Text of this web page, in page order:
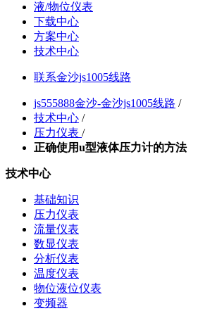
液/物位仪表
下载中心
方案中心
技术中心
联系金沙js1005线路
js555888金沙-金沙js1005线路 /
技术中心 /
压力仪表 /
正确使用u型液体压力计的方法
技术中心
基础知识
压力仪表
流量仪表
数显仪表
分析仪表
温度仪表
物位液位仪表
变频器